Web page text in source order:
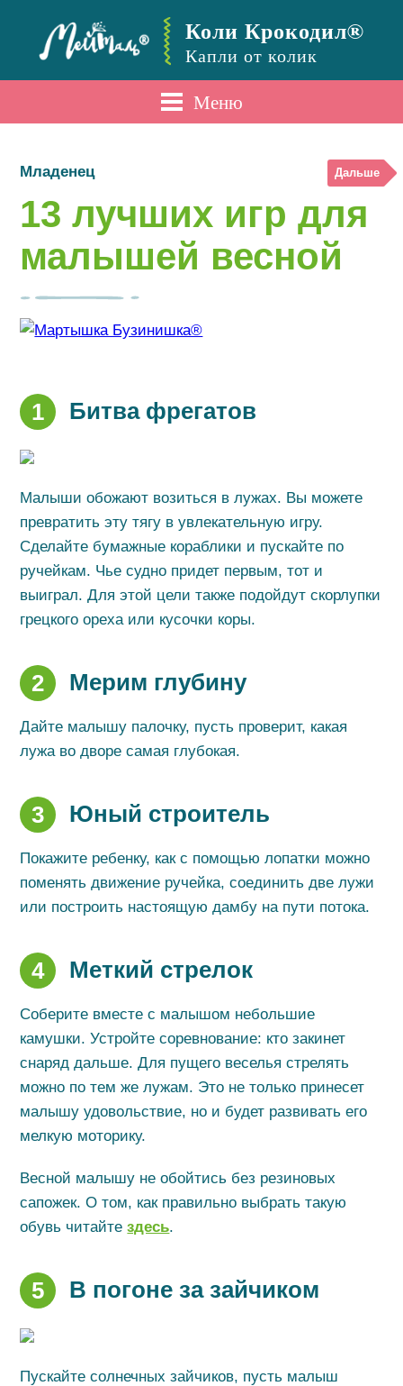
Коли Крокодил®
Капли от колик
Меню
Младенец Дальше
13 лучших игр для
малышей весной
1 Битва фрегатов
Малыши обожают возиться в лужах. Вы можете
превратить эту тягу в увлекательную игру.
Сделайте бумажные кораблики и пускайте по
ручейкам. Чье судно придет первым, тот и
выиграл. Для этой цели также подойдут скорлупки
грецкого ореха или кусочки коры.
2 Мерим глубину
Дайте малышу палочку, пусть проверит, какая
лужа во дворе самая глубокая.
3 Юный строитель
Покажите ребенку, как с помощью лопатки можно
поменять движение ручейка, соединить две лужи
или построить настоящую дамбу на пути потока.
4 Меткий стрелок
Соберите вместе с малышом небольшие
камушки. Устройте соревнование: кто закинет
снаряд дальше. Для пущего веселья стрелять
можно по тем же лужам. Это не только принесет
малышу удовольствие, но и будет развивать его
мелкую моторику.
Весной малышу не обойтись без резиновых
сапожек. О том, как правильно выбрать такую
обувь читайтездесь.
5 В погоне за зайчиком
Пускайте солнечных зайчиков, пусть малыш